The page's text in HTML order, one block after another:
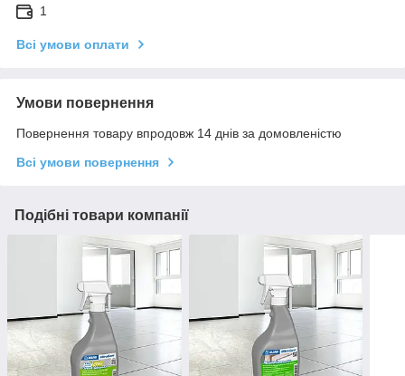
1
Всі умови оплати
Умови повернення
Повернення товару впродовж 14 днів за домовленістю
Всі умови повернення
Подібні товари компанії